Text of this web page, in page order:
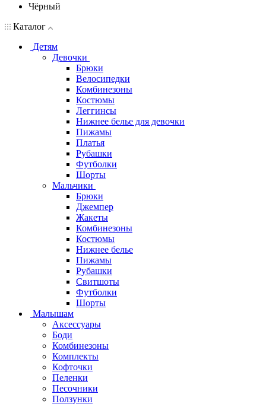
Чёрный
Каталог
Детям
Девочки
Брюки
Велосипедки
Комбинезоны
Костюмы
Леггинсы
Нижнее белье для девочки
Пижамы
Платья
Рубашки
Футболки
Шорты
Мальчики
Брюки
Джемпер
Жакеты
Комбинезоны
Костюмы
Нижнее белье
Пижамы
Рубашки
Свитшоты
Футболки
Шорты
Малышам
Аксессуары
Боди
Комбинезоны
Комплекты
Кофточки
Пеленки
Песочники
Ползунки